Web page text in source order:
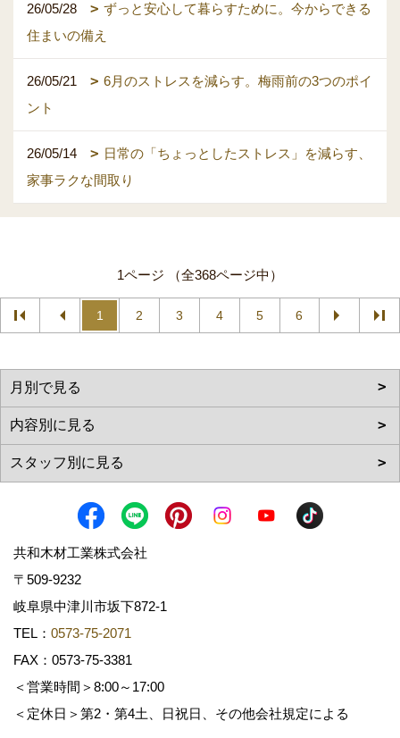
26/05/28
ずっと安心して暮らすために。今からできる
住まいの備え
26/05/21
6月のストレスを減らす。梅雨前の3つのポイ
ント
26/05/14
日常の「ちょっとしたストレス」を減らす、
家事ラクな間取り
1ページ （全368ページ中）
1 2 3 4 5 6
共和木材工業株式会社
〒509-9232
岐阜県中津川市坂下872‐1
TEL： 0573-75-2071
FAX：0573-75-3381
＜営業時間＞8:00～17:00
＜定休日＞第2・第4土、日祝日、その他会社規定による